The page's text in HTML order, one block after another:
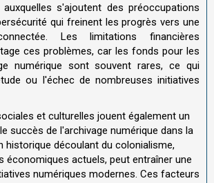
s'ajoutent des préoccupations
qui freinent les progrès vers une
Les limitations financières
ces problèmes, car les fonds pour les
numérique sont souvent rares, ce qui
ou l'échec de nombreuses initiatives
et culturelles jouent également un
succès de l'archivage numérique dans la
historique découlant du colonialisme,
économiques actuels, peut entraîner une
numériques modernes. Ces facteurs